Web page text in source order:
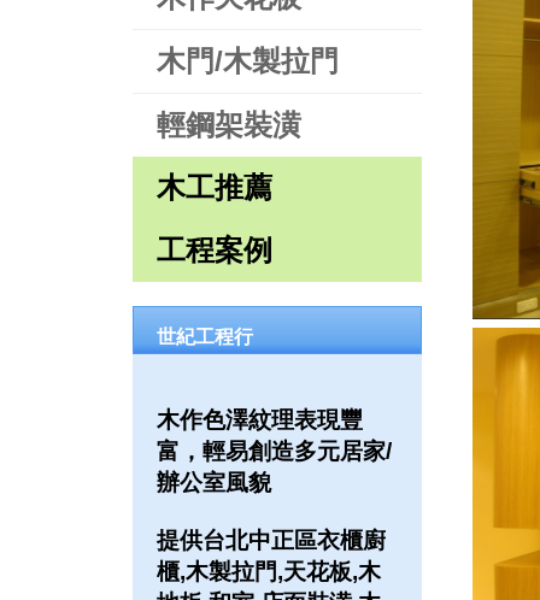
木門/木製拉門
輕鋼架裝潢
木工推薦
工程案例
世紀工程行
木作色澤紋理表現豐
富，輕易創造多元居家/
辦公室風貌
提供台北中正區衣櫃廚
櫃,木製拉門,天花板,木